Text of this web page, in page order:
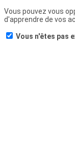
Vous pouvez vous
d'apprendre de vos
Vous n'êtes pas